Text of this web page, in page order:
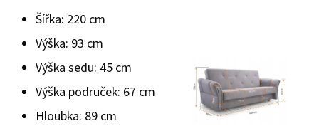
Šířka: 220 cm
Výška: 93 cm
Výška sedu: 45 cm
Výška područek: 67 cm
Hloubka: 89 cm